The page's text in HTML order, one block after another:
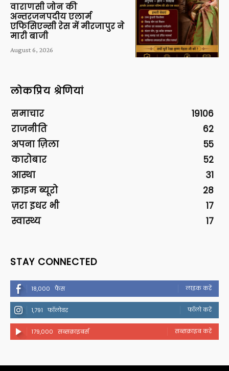
वाराणसी जोन की
अन्तरजनपदीय एलार्म
एफिसिएन्सी रेस में मीरजापुर ने
मारी बाजी
August 6, 2026
लोकप्रिय श्रेणियां
समाचार
19106
राजनीति
62
अपना ज़िला
55
कारोबार
52
आस्था
31
क्राइम ब्यूरो
28
ज़रा इधर भी
17
स्वास्थ्य
17
STAY CONNECTED
18,000 फैंस लाइक करें
1,791 फॉलोवर फॉलो करें
179,000 सब्सक्राइबर्स सब्सक्राइब करें